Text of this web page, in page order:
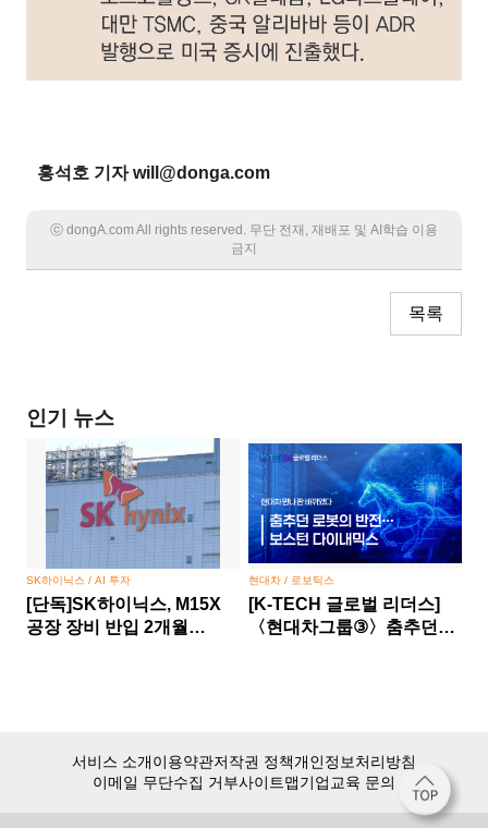
홍석호 기자 will@donga.com
ⓒ dongA.com All rights reserved. 무단 전재, 재배포 및 AI학습 이용
금지
목록
인기 뉴스
SK하이닉스 / AI 투자
[단독]SK하이닉스, M15X
공장 장비 반입 2개월
현대차 / 로보틱스
[K-TECH 글로벌 리더스]
〈현대차그룹③〉춤추던
서비스 소개이용약관저작권 정책개인정보처리방침
이메일 무단수집 거부사이트맵기업교육 문의